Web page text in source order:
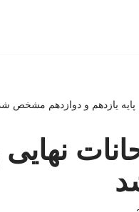
پایه یازدهم و دوازدهم مشخص